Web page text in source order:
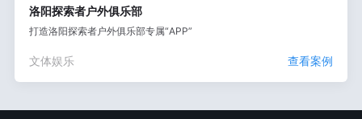
洛阳探索者户外俱乐部
打造洛阳探索者户外俱乐部专属“APP”
文体娱乐 查看案例